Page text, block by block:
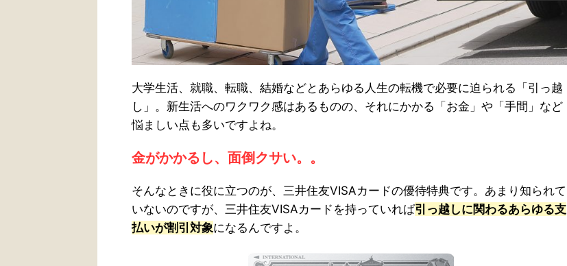
大学生活、就職、転職、結婚などとあらゆる人生の転機で必要に迫られる「引っ越
し」。新生活へのワクワク感はあるものの、それにかかる「お金」や「手間」など
悩ましい点も多いですよね。
金がかかるし、面倒クサい。。
そんなときに役に立つのが、三井住友VISAカードの優待特典です。あまり知られて
いないのですが、三井住友VISAカードを持っていれば引っ越しに関わるあらゆる支
払いが割引対象になるんですよ。